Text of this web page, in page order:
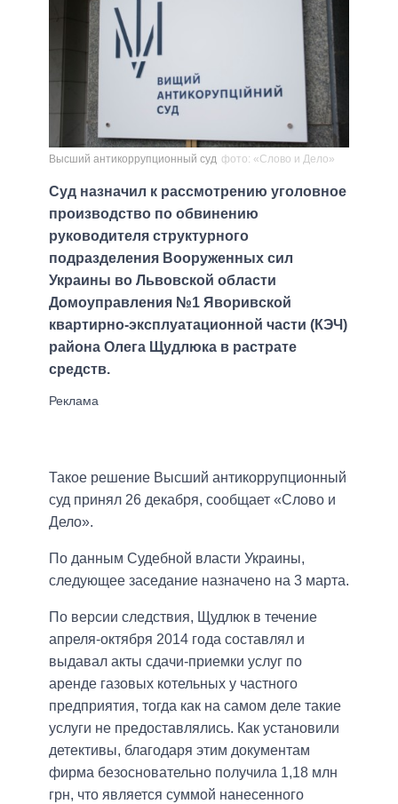
Высший антикоррупционный суд фото: «Слово и Дело»
Суд назначил к рассмотрению уголовное
производство по обвинению
руководителя структурного
подразделения Вооруженных сил
Украины во Львовской области
Домоуправления №1 Яворивской
квартирно-эксплуатационной части (КЭЧ)
района Олега Щудлюка в растрате
средств.
Такое решение Высший антикоррупционный
суд принял 26 декабря, сообщает «Слово и
Дело».
По данным Судебной власти Украины,
следующее заседание назначено на 3 марта.
По версии следствия, Щудлюк в течение
апреля-октября 2014 года составлял и
выдавал акты сдачи-приемки услуг по
аренде газовых котельных у частного
предприятия, тогда как на самом деле такие
услуги не предоставлялись. Как установили
детективы, благодаря этим документам
фирма безосновательно получила 1,18 млн
грн, что является суммой нанесенного